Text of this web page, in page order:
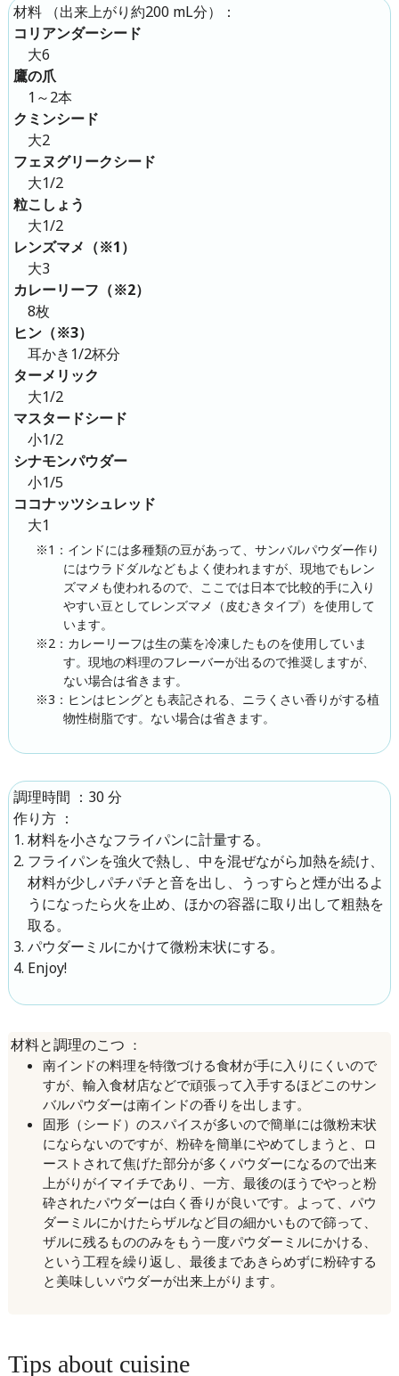
材料 （出来上がり約200 mL分）：
コリアンダーシード
大6
鷹の爪
1～2本
クミンシード
大2
フェヌグリークシード
大1/2
粒こしょう
大1/2
レンズマメ（※1）
大3
カレーリーフ（※2）
8枚
ヒン（※3）
耳かき1/2杯分
ターメリック
大1/2
マスタードシード
小1/2
シナモンパウダー
小1/5
ココナッツシュレッド
大1
※1：インドには多種類の豆があって、サンバルパウダー作り
にはウラドダルなどもよく使われますが、現地でもレン
ズマメも使われるので、ここでは日本で比較的手に入り
やすい豆としてレンズマメ（皮むきタイプ）を使用して
います。
※2：カレーリーフは生の葉を冷凍したものを使用していま
す。現地の料理のフレーバーが出るので推奨しますが、
ない場合は省きます。
※3：ヒンはヒングとも表記される、ニラくさい香りがする植
物性樹脂です。ない場合は省きます。
調理時間 ： 30 分
作り方
：
材料を小さなフライパンに計量する。
フライパンを強火で熱し、中を混ぜながら加熱を続け、
材料が少しパチパチと音を出し、うっすらと煙が出るよ
うになったら火を止め、ほかの容器に取り出して粗熱を
取る。
パウダーミルにかけて微粉末状にする。
Enjoy!
材料と調理のこつ
：
南インドの料理を特徴づける食材が手に入りにくいので
すが、輸入食材店などで頑張って入手するほどこのサン
バルパウダーは南インドの香りを出します。
固形（シード）のスパイスが多いので簡単には微粉末状
にならないのですが、粉砕を簡単にやめてしまうと、ロ
ーストされて焦げた部分が多くパウダーになるので出来
上がりがイマイチであり、一方、最後のほうでやっと粉
砕されたパウダーは白く香りが良いです。よって、パウ
ダーミルにかけたらザルなど目の細かいもので篩って、
ザルに残るもののみをもう一度パウダーミルにかける、
という工程を繰り返し、最後まであきらめずに粉砕する
と美味しいパウダーが出来上がります。
Tips about cuisine